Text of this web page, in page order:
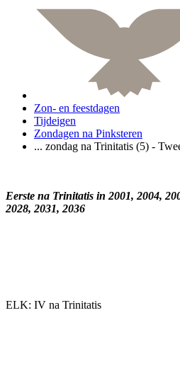
Zon- en feestdagen
Tijdeigen
Zondagen na Pinksteren
... zondag na Trinitatis (5) -
Eerste na Trinitatis in 2001, 2004,
2028, 2031, 2036
ELK: IV na Trinitatis